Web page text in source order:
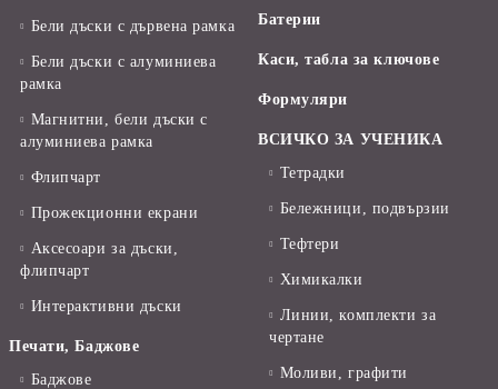
Бели дъски с дървена рамка
Бели дъски с алуминиева
рамка
Магнитни, бели дъски с
алуминиева рамка
Флипчарт
Прожекционни екрани
Аксесоари за дъски,
флипчарт
Интерактивни дъски
Печати, Баджове
Баджове
Батерии
Каси, табла за ключове
Формуляри
ВСИЧКО ЗА УЧЕНИКА
Тетрадки
Бележници, подвързии
Тефтери
Химикалки
Линии, комплекти за
чертане
Моливи, графити